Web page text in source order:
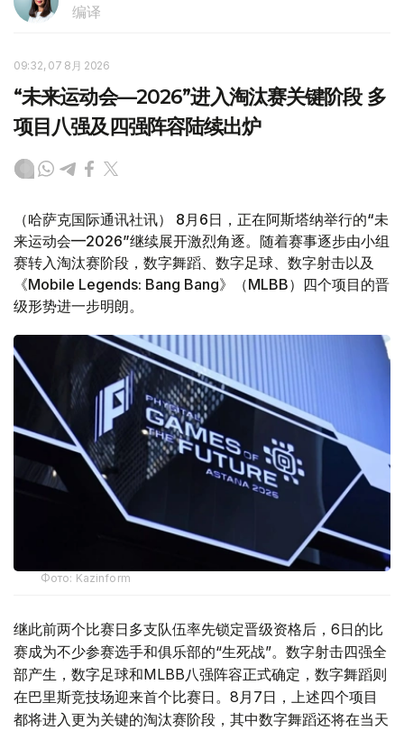
编译
09:32, 07 8月 2026
“未来运动会—2026”进入淘汰赛关键阶段 多
项目八强及四强阵容陆续出炉
（哈萨克国际通讯社讯） 8月6日，正在阿斯塔纳举行的“未
来运动会—2026”继续展开激烈角逐。随着赛事逐步由小组
赛转入淘汰赛阶段，数字舞蹈、数字足球、数字射击以及
《Mobile Legends: Bang Bang》（MLBB）四个项目的晋
级形势进一步明朗。
Фото: Kazinform
继此前两个比赛日多支队伍率先锁定晋级资格后，6日的比
赛成为不少参赛选手和俱乐部的“生死战”。数字射击四强全
部产生，数字足球和MLBB八强阵容正式确定，数字舞蹈则
在巴里斯竞技场迎来首个比赛日。8月7日，上述四个项目
都将进入更为关键的淘汰赛阶段，其中数字舞蹈还将在当天